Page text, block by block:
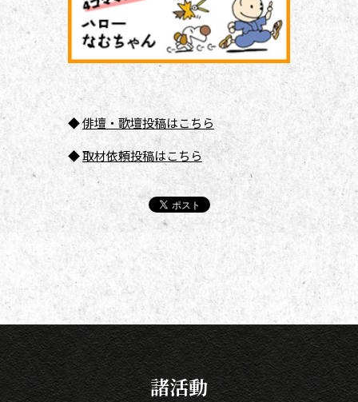
◆俳壇・歌壇投稿はこちら
◆取材依頼投稿はこちら
諸活動